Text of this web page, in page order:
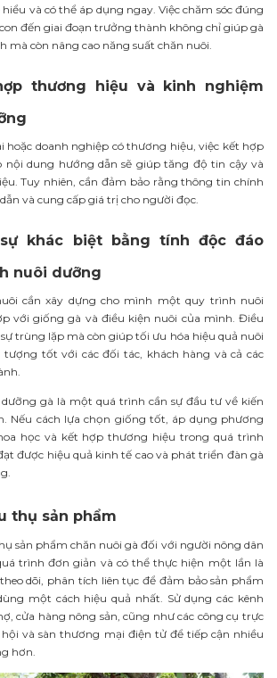
và có thể áp dụng ngay. Việc chăm sóc đúng
đến giai đoạn trưởng thành không chỉ giúp gà
mà còn nâng cao năng suất chăn nuôi.
thương hiệu và kinh nghiệm
hoặc doanh nghiệp có thương hiệu, việc kết hợp
nội dung hướng dẫn sẽ giúp tăng độ tin cậy và
Tuy nhiên, cần đảm bảo rằng thông tin chính
và cung cấp giá trị cho người đọc.
khác biệt bằng tính độc đáo
nuôi dưỡng
cần xây dựng cho mình một quy trình nuôi
với giống gà và điều kiện nuôi của mình. Điều
trùng lặp mà còn giúp tối ưu hóa hiệu quả nuôi
tốt với các đối tác, khách hàng và cả các
gà là một quá trình cần sự đầu tư về kiến
Nếu cách lựa chọn giống tốt, áp dụng phương
học và kết hợp thương hiệu trong quá trình
được hiệu quả kinh tế cao và phát triển đàn gà
thụ sản phẩm
sản phẩm chăn nuôi gà đối với người nông dân
trình đơn giản và có thể thực hiện một lần là
dõi, phân tích liên tục để đảm bảo sản phẩm
một cách hiệu quả nhất. Sử dụng các kênh
cửa hàng nông sản, cũng như các công cụ trực
và sàn thương mại điện tử để tiếp cận nhiều
hơn.